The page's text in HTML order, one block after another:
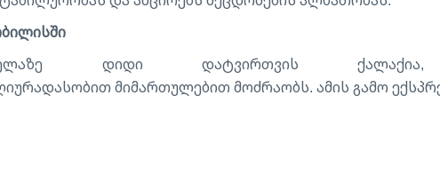
დიდი დატვირთვის
მიმართულებით მოძრაობს. ამის გამო